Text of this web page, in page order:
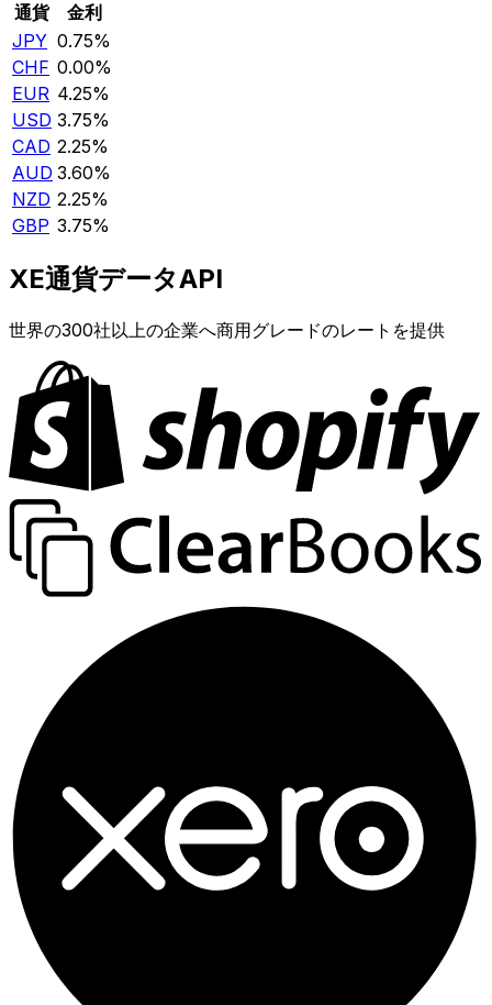
通貨
金利
JPY 0.75%
CHF 0.00%
EUR 4.25%
USD 3.75%
CAD 2.25%
AUD 3.60%
NZD 2.25%
GBP 3.75%
XE通貨データAPI
世界の300社以上の企業へ商用グレードのレートを提供